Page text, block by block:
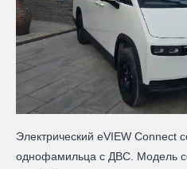
Электрический eVIEW Connect
однофамильца с ДВС. Модель